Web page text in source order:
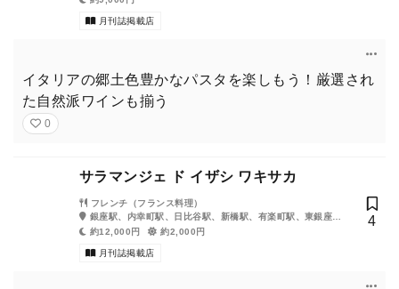
月刊誌掲載店
イタリアの郷土色豊かなパスタを楽しもう！厳選され
た自然派ワインも揃う
0
サラマンジェ ド イザシ ワキサカ
フレンチ（フランス料理）
銀座駅、内幸町駅、日比谷駅、新橋駅、有楽町駅、東銀座
駅、銀座一丁目駅、汐留駅
約12,000円 約2,000円
月刊誌掲載店
4